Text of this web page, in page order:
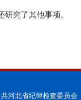
研究了其他事项。
河北省纪律检查委员